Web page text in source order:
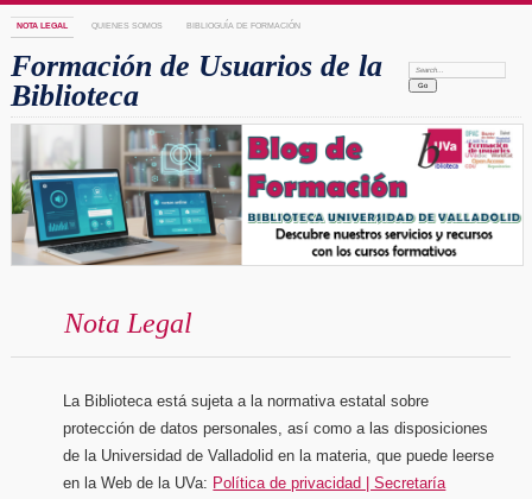
NOTA LEGAL QUIENES SOMOS BIBLIOGUÍA DE FORMACIÓN
Formación de Usuarios de la
Biblioteca
Search:
Nota Legal
La Biblioteca está sujeta a la normativa estatal sobre
protección de datos personales, así como a las disposiciones
de la Universidad de Valladolid en la materia, que puede leerse
en la Web de la UVa: Política de privacidad | Secretaría